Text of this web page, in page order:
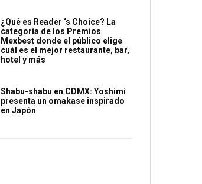
¿Qué es Reader ‘s Choice? La
categoría de los Premios
Mexbest donde el público elige
cuál es el mejor restaurante, bar,
hotel y más
Shabu-shabu en CDMX: Yoshimi
presenta un omakase inspirado
en Japón